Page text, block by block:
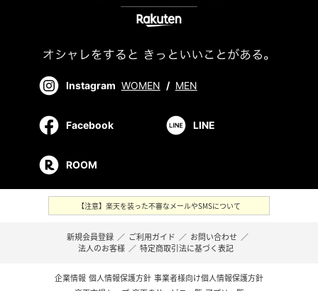
Instagram WOMEN / MEN
Facebook LINE
ROOM
【注意】楽天を装った不審なメールやSMSについて
新規会員登録 ／ ご利用ガイド ／ お問い合わせ ／
法人のお客様 ／ 特定商取引法に基づく表記
企業情報 個人情報保護方針 事業者様向け個人情報保護方針